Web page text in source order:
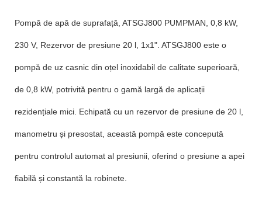
Pompă de apă de suprafață, ATSGJ800 PUMPMAN, 0,8 kW,
230 V, Rezervor de presiune 20 l, 1x1". ATSGJ800 este o
pompă de uz casnic din oțel inoxidabil de calitate superioară,
de 0,8 kW, potrivită pentru o gamă largă de aplicații
rezidențiale mici. Echipată cu un rezervor de presiune de 20 l,
manometru și presostat, această pompă este concepută
pentru controlul automat al presiunii, oferind o presiune a apei
fiabilă și constantă la robinete.